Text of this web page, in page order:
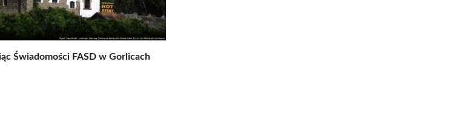
Świadomości FASD w Gorlicach